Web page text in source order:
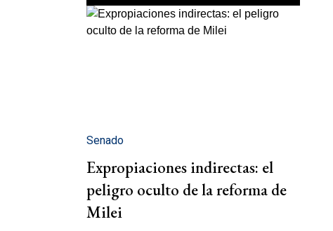
Senado
Expropiaciones indirectas: el
peligro oculto de la reforma de
Milei